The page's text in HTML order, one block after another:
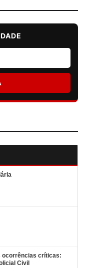
ocorrências críticas:
Civil